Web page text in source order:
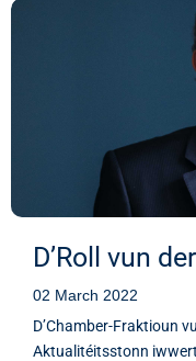
D’Roll vun
02 March 2022
D’Chamber-Fraktioun
Aktualitéitsstonn